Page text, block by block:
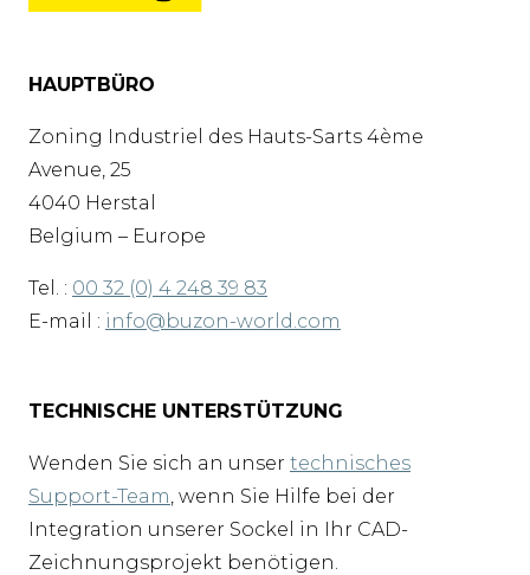
HAUPTBÜRO
Zoning Industriel des Hauts-Sarts 4ème
Avenue, 25
4040 Herstal
Belgium – Europe
Tel. : 00 32 (0) 4 248 39 83
E-mail : info@buzon-world.com
TECHNISCHE UNTERSTÜTZUNG
Wenden Sie sich an unser technisches
Support-Team , wenn Sie Hilfe bei der
Integration unserer Sockel in Ihr CAD-
Zeichnungsprojekt benötigen.